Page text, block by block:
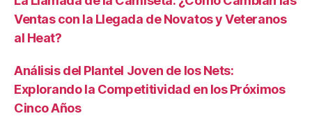
Ventas con la Llegada de Novatos y Veteranos
al Heat?
Análisis del Plantel Joven de los Nets:
Explorando la Competitividad en los Próximos
Cinco Años